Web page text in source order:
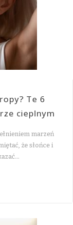
Te 6
cieplnym
marzeń
że słońce i